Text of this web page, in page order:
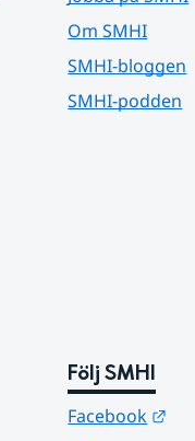
Om SMHI
SMHI-bloggen
SMHI-podden
Följ SMHI
Facebook